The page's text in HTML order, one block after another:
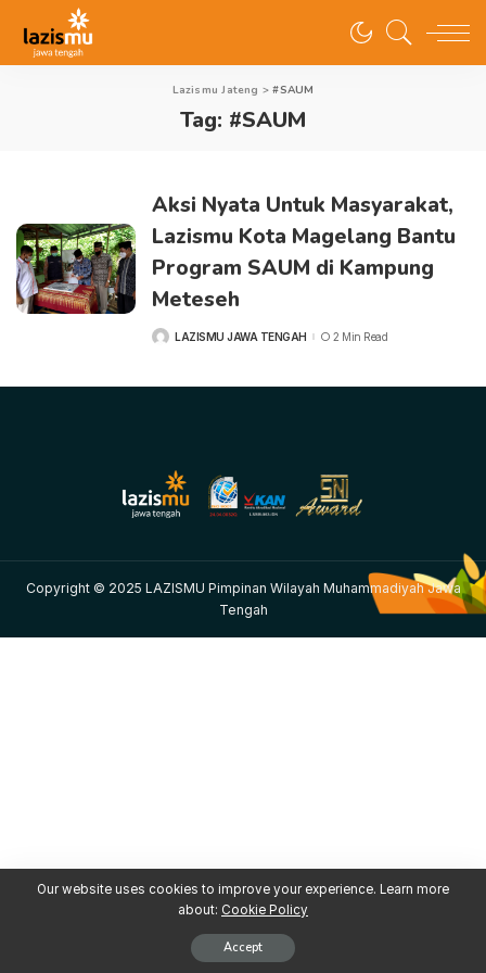
Lazismu Jateng >#SAUM
Tag: #SAUM
Aksi Nyata Untuk Masyarakat,
Lazismu Kota Magelang Bantu
Program SAUM di Kampung
Meteseh
LAZISMU JAWA TENGAH 2 Min Read
Copyright © 2025 LAZISMU Pimpinan Wilayah Muhammadiyah Jawa
Tengah
Our website uses cookies to improve your experience. Learn more
about: Cookie Policy
Accept